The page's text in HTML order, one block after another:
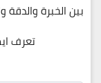
بينالخبرة والدقة
تعرف